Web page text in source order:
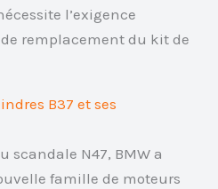
l’exigence
remplacement du kit de
B37 et ses
scandale N47, BMW a
famille de moteurs